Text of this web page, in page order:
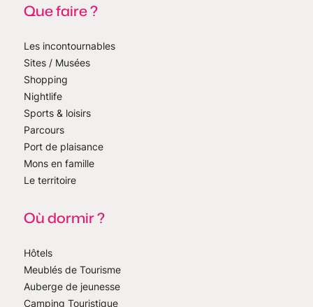
Que faire ?
Les incontournables
Sites / Musées
Shopping
Nightlife
Sports & loisirs
Parcours
Port de plaisance
Mons en famille
Le territoire
Où dormir ?
Hôtels
Meublés de Tourisme
Auberge de jeunesse
Camping Touristique